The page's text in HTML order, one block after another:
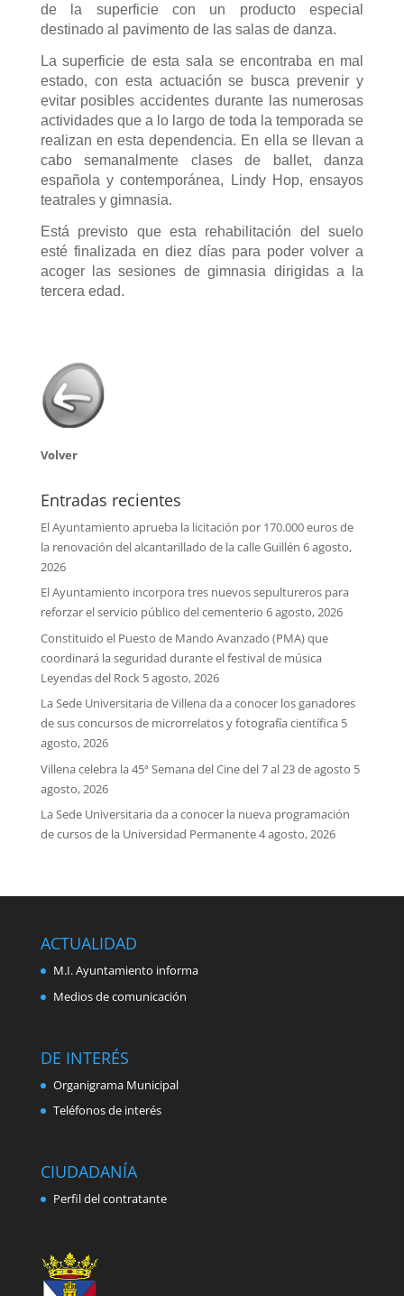
de la superficie con un producto especial
destinado al pavimento de las salas de danza.
La superficie de esta sala se encontraba en mal
estado, con esta actuación se busca prevenir y
evitar posibles accidentes durante las numerosas
actividades que a lo largo de toda la temporada se
realizan en esta dependencia. En ella se llevan a
cabo semanalmente clases de ballet, danza
española y contemporánea, Lindy Hop, ensayos
teatrales y gimnasia.
Está previsto que esta rehabilitación del suelo
esté finalizada en diez días para poder volver a
acoger las sesiones de gimnasia dirigidas a la
tercera edad.
Volver
Entradas recientes
El Ayuntamiento aprueba la licitación por 170.000 euros de
la renovación del alcantarillado de la calle Guillén 6 agosto,
2026
El Ayuntamiento incorpora tres nuevos sepultureros para
reforzar el servicio público del cementerio 6 agosto, 2026
Constituido el Puesto de Mando Avanzado (PMA) que
coordinará la seguridad durante el festival de música
Leyendas del Rock 5 agosto, 2026
La Sede Universitaria de Villena da a conocer los ganadores
de sus concursos de microrrelatos y fotografía científica 5
agosto, 2026
Villena celebra la 45ª Semana del Cine del 7 al 23 de agosto 5
agosto, 2026
La Sede Universitaria da a conocer la nueva programación
de cursos de la Universidad Permanente4 agosto, 2026
ACTUALIDAD
M.I. Ayuntamiento informa
Medios de comunicación
DE INTERÉS
Organigrama Municipal
Teléfonos de interés
CIUDADANÍA
Perfil del contratante